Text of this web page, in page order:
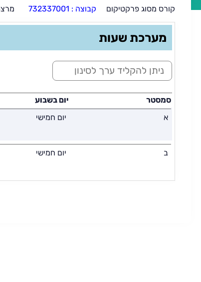
קורס מסוג פרקטיקום קבוצה : 732337001
מערכת שעות
ס
נ
ו
ן
סמסטר יום בשבוע
א
יום חמישי
ב יום חמישי